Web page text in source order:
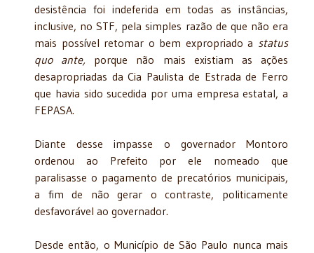
desistência foi indeferida em todas as instâncias,
inclusive, no STF, pela simples razão de que não era
mais possível retomar o bem expropriado a status
quo ante, porque não mais existiam as ações
desapropriadas da Cia Paulista de Estrada de Ferro
que havia sido sucedida por uma empresa estatal, a
FEPASA.
Diante desse impasse o governador Montoro
ordenou ao Prefeito por ele nomeado que
paralisasse o pagamento de precatórios municipais,
a fim de não gerar o contraste, politicamente
desfavorável ao governador.
Desde então, o Município de São Paulo nunca mais